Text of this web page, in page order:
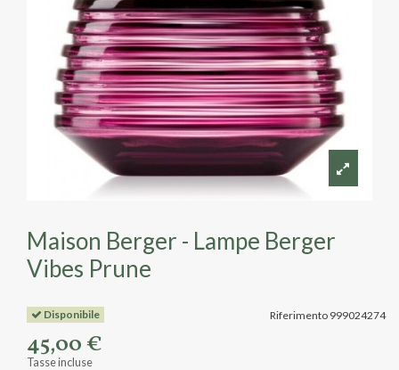
Maison Berger - Lampe Berger
Vibes Prune
Riferimento 999024274
Disponibile
45,00 €
Tasse incluse